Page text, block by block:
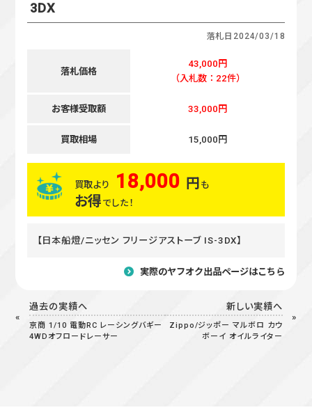
3DX
落札日 2024/03/18
落札価格
43,000円
（入札数：22件）
お客様受取額 33,000円
買取相場 15,000円
買取より 18,000 円 も
お得 でした！
【日本船燈/ニッセン フリージアストーブ IS-3DX】
実際のヤフオク出品ページはこちら
過去の実績へ
京商 1/10 電動RC レーシングバギー
4WDオフロードレーサー
新しい実績へ
Zippo/ジッポー マルボロ カウ
ボーイ オイルライター